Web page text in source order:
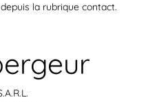
la rubrique contact.